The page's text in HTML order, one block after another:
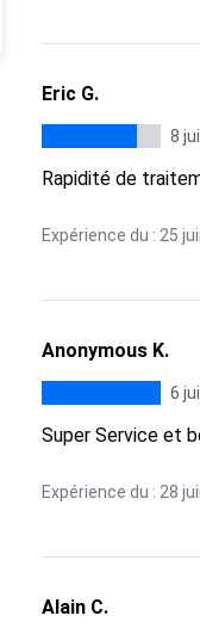
Eric G.
8
Rapidité de
Expérience du : 25
Anonymous K.
6
Super Service et
Expérience du : 28
Alain C.